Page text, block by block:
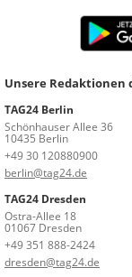
Unsere
TAG24 Berlin
Schönhauser Allee 36
10435 Berlin
+49 30 120880900
berlin@tag24.de
TAG24 Dresden
Ostra-Allee 18
01067 Dresden
+49 351 888-2424
dresden@tag24.de